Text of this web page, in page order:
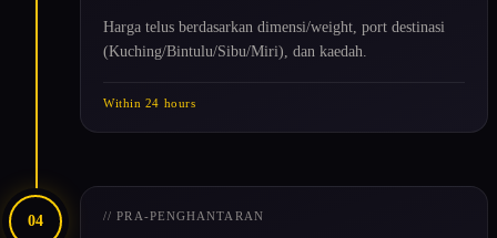
Harga telus berdasarkan dimensi/weight, port destinasi
(Kuching/Bintulu/Sibu/Miri), dan kaedah.
Within 24 hours
04 // PRA-PENGHANTARAN